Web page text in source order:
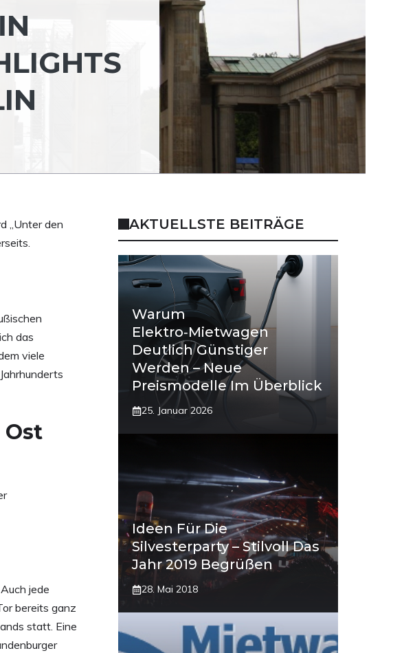
„Unter den
das
viele
Ost
jede
bereits ganz
statt. Eine
AKTUELLSTE BEITRÄGE
Warum
Elektro‑Mietwagen
Deutlich Günstiger
Werden – Neue
Preismodelle Im Überblick
25. Januar 2026
Ideen Für Die
Silvesterparty – Stilvoll Das
Jahr 2019 Begrüßen
28. Mai 2018